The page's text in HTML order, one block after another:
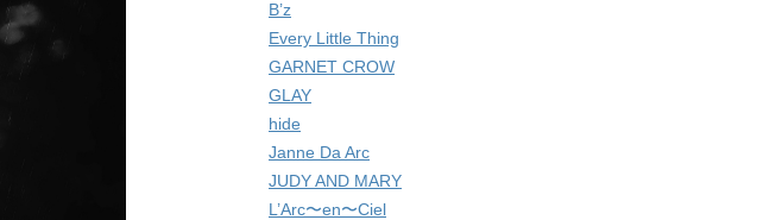
B’z
Every Little Thing
GARNET CROW
GLAY
hide
Janne Da Arc
JUDY AND MARY
L’Arc〜en〜Ciel